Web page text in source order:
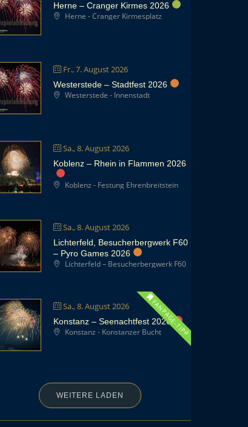
Herne – Cranger Kirmes 2026
Herne - Cranger Kirmesplatz
Fr., 7. August 2026
Westerstede – Stadtfest 2026
Westerstede - Innenstadt
Sa., 8. August 2026
Koblenz – Rhein in Flammen 2026
Koblenz - Festung Ehrenbreitstein
Sa., 8. August 2026
Lichterfeld, Besucherbergwerk F60
– Pyro Games 2026
Lichterfeld – Besucherbergwerk F60
Sa., 8. August 2026 FANPAGE-TIPP
Konstanz – Seenachtfest 2026
Konstanz - Konstanzer Bucht
WEITERE LADEN